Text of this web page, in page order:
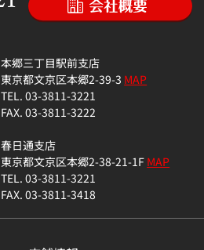
本郷三丁目駅前支店
東京都文京区本郷2-39-3 MAP
TEL. 03-3811-3221
FAX. 03-3811-3222
春日通支店
東京都文京区本郷2-38-21-1FMAP
TEL. 03-3811-3221
FAX. 03-3811-3418